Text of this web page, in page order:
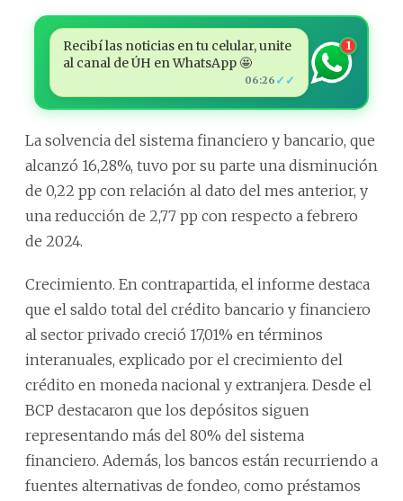
Recibí las noticias en tu celular, unite
al canal de ÚH en WhatsApp 🤩
06:26 ✓✓
1
La solvencia del sistema financiero y bancario, que
alcanzó 16,28%, tuvo por su parte una disminución
de 0,22 pp con relación al dato del mes anterior, y
una reducción de 2,77 pp con respecto a febrero
de 2024.
Crecimiento. En contrapartida, el informe destaca
que el saldo total del crédito bancario y financiero
al sector privado creció 17,01% en términos
interanuales, explicado por el crecimiento del
crédito en moneda nacional y extranjera. Desde el
BCP destacaron que los depósitos siguen
representando más del 80% del sistema
financiero. Además, los bancos están recurriendo a
fuentes alternativas de fondeo, como préstamos